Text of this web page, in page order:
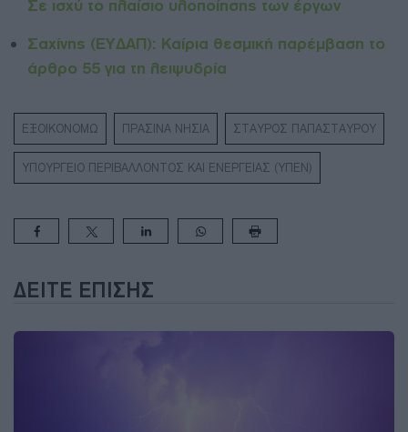
Σε ισχύ το πλαίσιο υλοποίησης των έργων
Σαχίνης (ΕΥΔΑΠ): Καίρια θεσμική παρέμβαση το
άρθρο 55 για τη λειψυδρία
ΕΞΟΙΚΟΝΟΜΩ ΠΡΑΣΙΝΑ ΝΗΣΙΑ ΣΤΑΥΡΟΣ ΠΑΠΑΣΤΑΥΡΟΥ
ΥΠΟΥΡΓΕΙΟ ΠΕΡΙΒΑΛΛΟΝΤΟΣ ΚΑΙ ΕΝΕΡΓΕΙΑΣ (ΥΠΕΝ)
ΔΕΊΤΕ ΕΠΊΣΗΣ